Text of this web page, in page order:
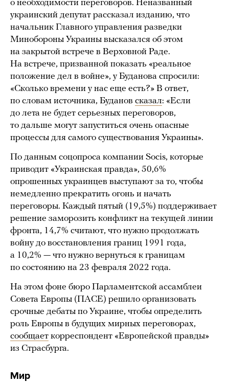
о необходимости переговоров. Неназванный
украинский депутат рассказал изданию, что
начальник Главного управления разведки
Минобороны Украины высказался об этом
на закрытой встрече в Верховной Раде.
На встрече, призванной показать «реальное
положение дел в войне», у Буданова спросили:
«Сколько времени у нас еще есть?» В ответ,
по словам источника, Буданов сказал: «Если
до лета не будет серьезных переговоров,
то дальше могут запуститься очень опасные
процессы для самого существования Украины».
По данным соцопроса компании Socis, которые
приводит «Украинская правда», 50,6%
опрошенных украинцев выступают за то, чтобы
немедленно прекратить огонь и начать
переговоры. Каждый пятый (19,5%) поддерживает
решение заморозить конфликт на текущей линии
фронта, 14,7% считают, что нужно продолжать
войну до восстановления границ 1991 года,
а 10,2% — что нужно вернуться к границам
по состоянию на 23 февраля 2022 года.
На этом фоне бюро Парламентской ассамблеи
Совета Европы (ПАСЕ) решило организовать
срочные дебаты по Украине, чтобы определить
роль Европы в будущих мирных переговорах,
сообщает корреспондент «Европейской правды»
из Страсбурга.
Мир